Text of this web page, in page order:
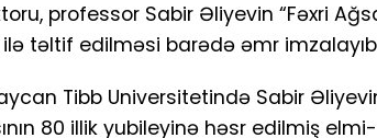
professor Sabir Əliyevin “Fəxri
ilə təltif edilməsi barədə əmr
Tibb Universitetində Sabir
80 illik yubileyinə həsr edilmiş